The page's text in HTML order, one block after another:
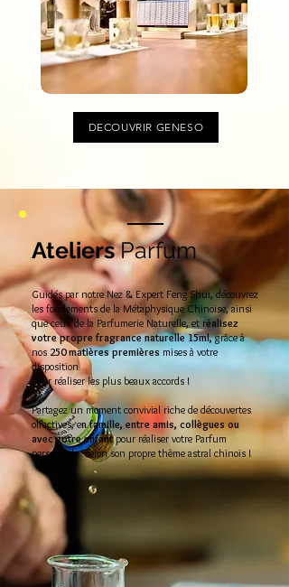
DECOUVRIR GENESO
AteliersParfum
Guidés par notre Nez & Expert Feng Shui, découvrez
les fondements de la Métaphysique Chinoise, ainsi
que ceux de la Parfumerie Naturelle, et réalisez
votre propre fragrancenaturelle 15ml,grâce à
nos 250 matières premières mises à votre
disposition
pour réaliser les plus beaux accords !
Partagez un moment convivial riche de découvertes
olfactives, en famille, entre amis, collègues ou
avec votre enfantpour réaliser votre Parfum
personnel... selon son propre thème astral chinois !